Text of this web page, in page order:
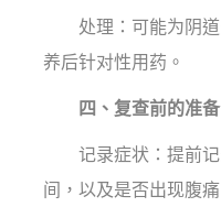
处理：可能为阴道
养后针对性用药。
四、复查前的准备
记录症状：提前记
间，以及是否出现腹